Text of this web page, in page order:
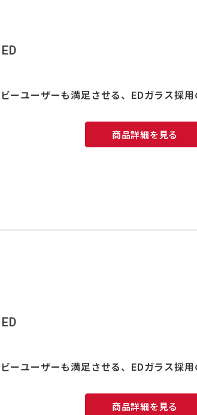
ーユーザーも満足させる、EDガラス採
商品詳細を見る
ーユーザーも満足させる、EDガラス採
商品詳細を見る